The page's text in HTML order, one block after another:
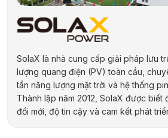
SolaX là nhà cung cấp giải pháp lưu
lượng quang điện (PV) toàn cầu,
tần năng lượng mặt trời và hệ thống
Thành lập năm 2012, SolaX được biết
đổi mới, độ tin cậy và cam kết phát